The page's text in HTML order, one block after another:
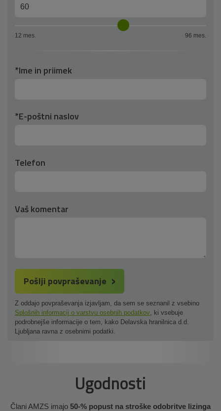
12 mes. 96 mes.
*Ime in priimek
*E-poštni naslov
Telefon
Vaš komentar
Pošlji povpraševanje
Z oddajo povpraševanja izjavljam, da sem se seznanil z vsebino
Splošnih informacij o varstvu osebnih podatkov , ki vsebuje
podrobnejše informacije o tem, kako Delavska hranilnica d.d.
Ljubljana ravna z osebnimi podatki.
Ugodnosti
Člani AMZS imajo 50-% popust na stroške odobritve lizinga